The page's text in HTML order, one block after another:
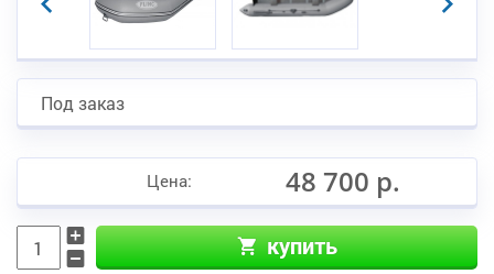
Под заказ
Цена: 48 700 р.
купить